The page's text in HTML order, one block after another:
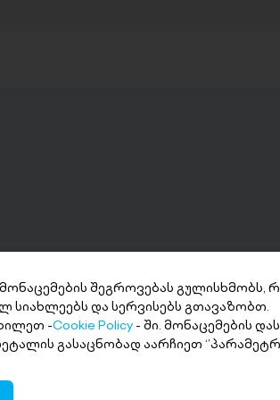
მიღება 2
თანხა სასურველ ანგარიშზე
შეგროვებას გულისხმობს,
სიახლეებს და სერვისებს გთავაზობთ.
-Cookie Policy - ში. მონაცემების
გასაცნობად აარჩიეთ